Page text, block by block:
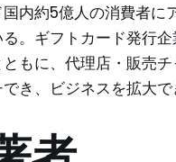
内約5億人の消費者
。ギフトカード発行
もに、代理店・販売
き、ビジネスを拡大で